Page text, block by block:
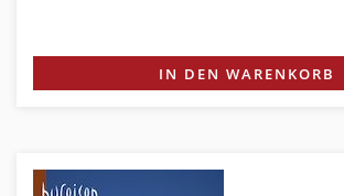
IN DEN WARENKORB